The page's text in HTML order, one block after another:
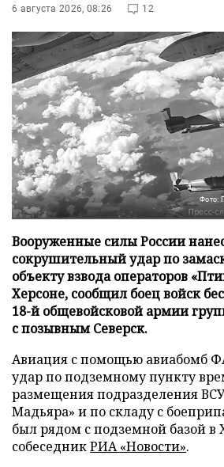
6 августа 2026, 08:26 12
Фото:
Вооруженные силы России
сокрушительный удар по
объекту взвода операторов
Херсоне, сообщил боец войск
18-й общевойсковой армии
с позывным Северск.
Авиация с помощью авиабомб
удар по подземному пункту
размещения подразделения
Мадьяра» и по складу с
был рядом с подземной базой в
собеседникРИА «Новости».